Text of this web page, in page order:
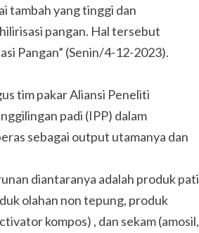
tambah yang tinggi dan
pangan. Hal tersebut
Pangan” (Senin/4-12-2023).
tim pakar Aliansi Peneliti
padi (IPP) dalam
sebagai output utamanya dan
diantaranya adalah produk pati
olahan non tepung, produk
kompos) , dan sekam (amosil,